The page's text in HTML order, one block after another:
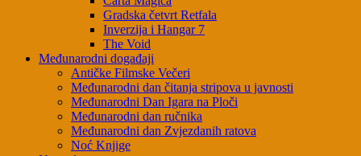
Gradska četvrt Retfala
Inverzija i Hangar 7
The Void
Međunarodni događaji
Antičke Filmske Večeri
Međunarodni dan čitanja stripova u javnosti
Međunarodni Dan Igara na Ploči
Međunarodni dan ručnika
Međunarodni dan Zvjezdanih ratova
Noć Knjige